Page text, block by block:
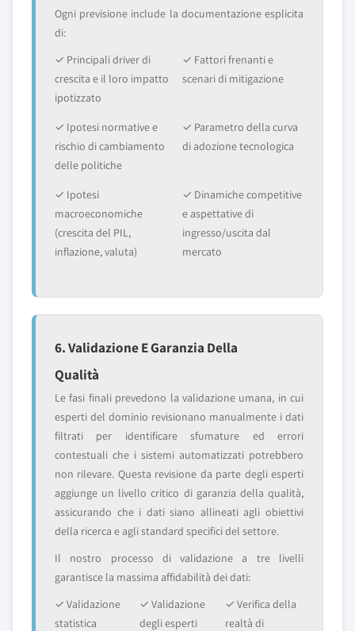
Ogni previsione include la documentazione esplicita
di:
✓ Principali driver di
crescita e il loro impatto
ipotizzato
✓ Fattori frenanti e
scenari di mitigazione
✓ Ipotesi normative e
rischio di cambiamento
delle politiche
✓ Parametro della curva
di adozione tecnologica
✓ Ipotesi
macroeconomiche
(crescita del PIL,
inflazione, valuta)
✓ Dinamiche competitive
e aspettative di
ingresso/uscita dal
mercato
6. Validazione E Garanzia Della
Qualità
Le fasi finali prevedono la validazione umana, in cui
esperti del dominio revisionano manualmente i dati
filtrati per identificare sfumature ed errori
contestuali che i sistemi automatizzati potrebbero
non rilevare. Questa revisione da parte degli esperti
aggiunge un livello critico di garanzia della qualità,
assicurando che i dati siano allineati agli obiettivi
della ricerca e agli standard specifici del settore.
Il nostro processo di validazione a tre livelli
garantisce la massima affidabilità dei dati:
✓ Validazione
statistica
✓ Validazione
degli esperti
✓ Verifica della
realtà di